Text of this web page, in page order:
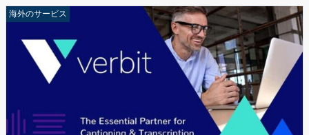
海外のサービス